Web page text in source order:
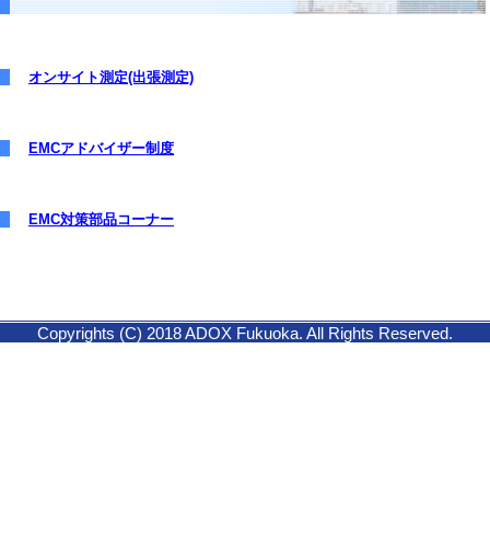
オンサイト測定(出張測定)
EMCアドバイザー制度
EMC対策部品コーナー
Copyrights (C) 2018 ADOX Fukuoka. All Rights Reserved.